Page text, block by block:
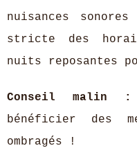
nuisances
stricte des
nuits reposantes
Conseil malin :
bénéficier des
ombragés !